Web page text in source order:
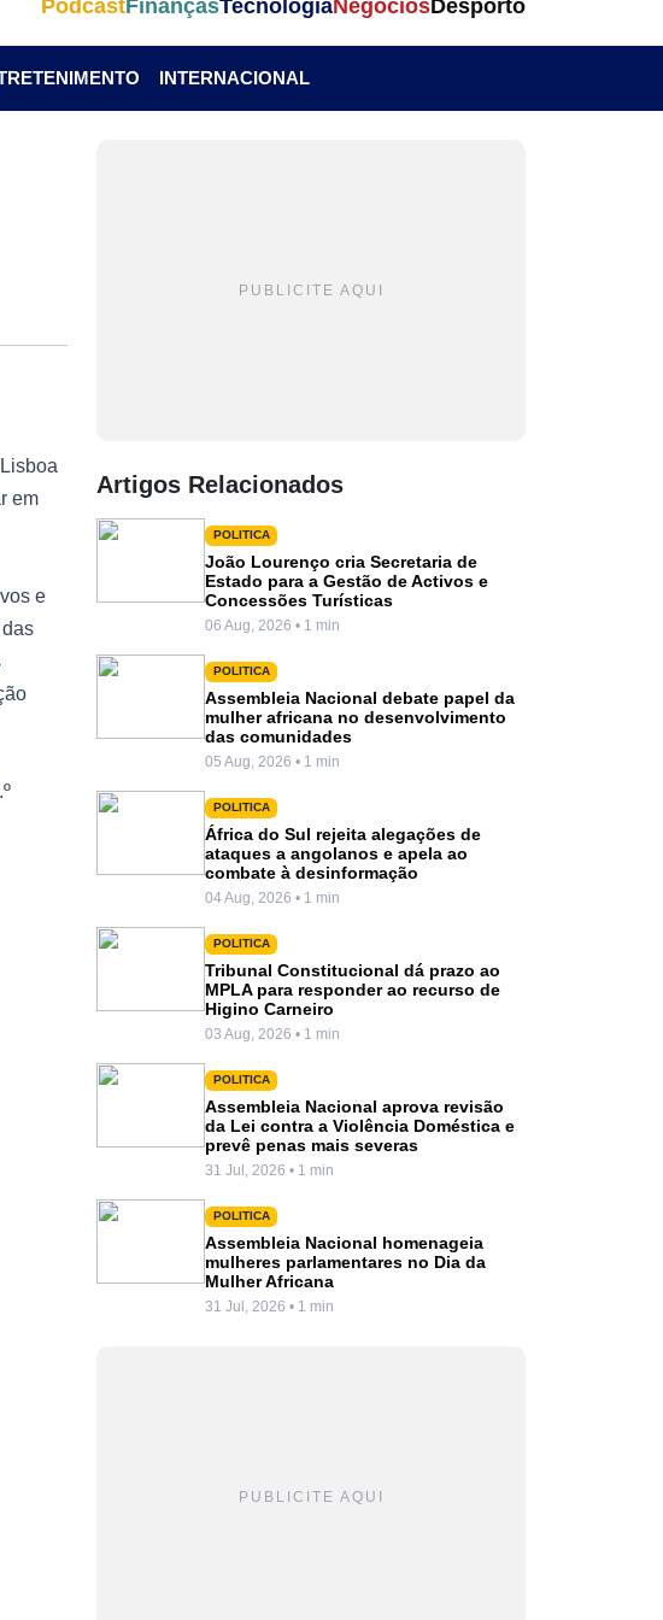
PodcastFinançasTecnologiaNegóciosDesporto
INTERNACIONAL
em
e
PUBLICITE AQUI
Artigos Relacionados
POLITICA
João Lourenço cria Secretaria de
Estado para a Gestão de Activos e
Concessões Turísticas
06 Aug, 2026 • 1 min
POLITICA
Assembleia Nacional debate papel da
mulher africana no desenvolvimento
das comunidades
05 Aug, 2026 • 1 min
POLITICA
África do Sul rejeita alegações de
ataques a angolanos e apela ao
combate à desinformação
04 Aug, 2026 • 1 min
POLITICA
Tribunal Constitucional dá prazo ao
MPLA para responder ao recurso de
Higino Carneiro
03 Aug, 2026 • 1 min
POLITICA
Assembleia Nacional aprova revisão
da Lei contra a Violência Doméstica e
prevê penas mais severas
31 Jul, 2026 • 1 min
POLITICA
Assembleia Nacional homenageia
mulheres parlamentares no Dia da
Mulher Africana
31 Jul, 2026 • 1 min
PUBLICITE AQUI